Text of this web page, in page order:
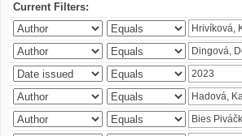
Current Filters: